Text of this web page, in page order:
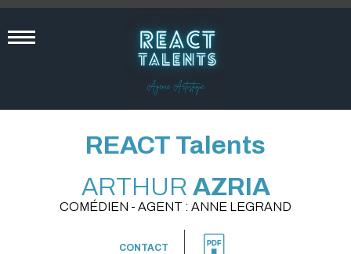
REACT Talents
ARTHUR AZRIA
COMÉDIEN - AGENT : ANNE LEGRAND
CONTACT